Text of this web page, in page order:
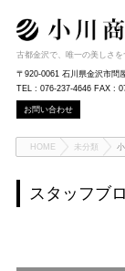
古都金沢で、唯一の美しさを
〒920-0061 石川県金沢市問
TEL : 076-237-4646 FAX :
お問い合わせ
HOME 未分類
スタッフブ